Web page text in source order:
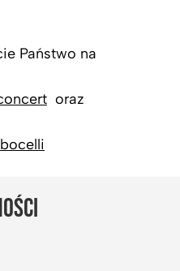
Państwo na
oraz